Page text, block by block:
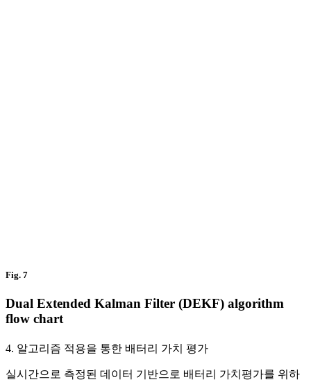
Fig. 7
Dual Extended Kalman Filter (DEKF) algorithm
flow chart
4. 알고리즘 적용을 통한 배터리 가치 평가
실시간으로 측정된 데이터 기반으로 배터리 가치평가를 위하